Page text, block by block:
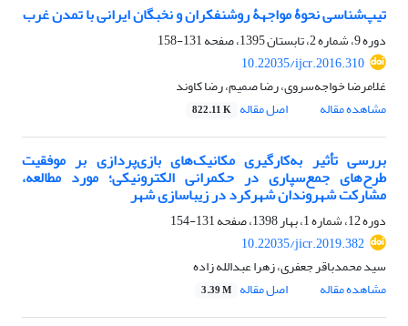
تیپ‌شناسی نحوۀ مواجهۀ روشنفکران و نخبگان ایرانی با تمدن غرب
دوره 9، شماره 2، تابستان 1395، صفحه
131-158
10.22035/ijcr.2016.310
غلامرضا خواجه‌سروی، رضا صمیم، رضا کاوند
مشاهده مقاله
اصل مقاله 822.11 K
بررسی تأثیر به‌کارگیری مکانیک‌های بازی‌پردازی بر موفقیت
طرح‌های جمع‌سپاری در حکمرانی الکترونیکی؛ مورد مطالعه،
مشارکت شهروندان شهرکرد در زیباسازی شهر
دوره 12، شماره 1، بهار 1398، صفحه
131-154
10.22035/jicr.2019.382
سید محمدباقر جعفری، زهرا عبدالله زاده
مشاهده مقاله
اصل مقاله 3.39 M